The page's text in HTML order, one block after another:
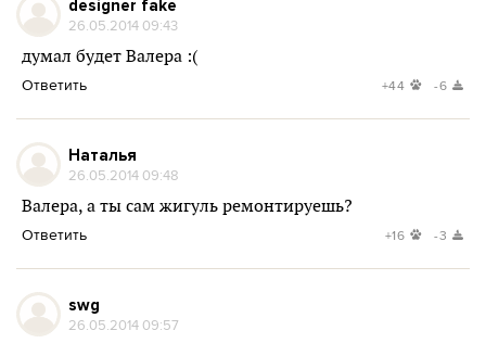
designer fake
26.05.2014 09:43
думал будет Валера :(
Ответить +44 -6
Наталья
26.05.2014 09:48
Валера, а ты сам жигуль ремонтируешь?
Ответить +16 -3
swg
26.05.2014 09:57